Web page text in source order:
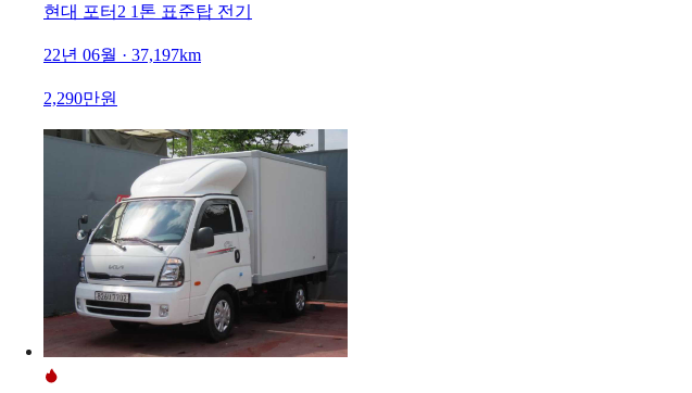
현대 포터2 1톤 표준탑 전기
22년 06월 · 37,197km
2,290만원